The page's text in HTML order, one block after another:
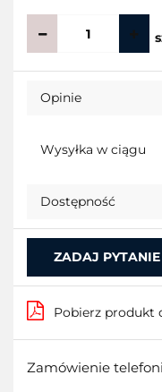
Opinie
Wysyłka w ciągu
Dostępność
ZADAJ PYTANIE
Pobierz produkt
Zamówienie